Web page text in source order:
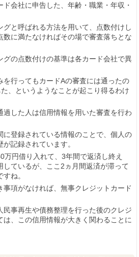
会社に申告した、年齢・職業・年収・
グと呼ばれる方法を用いて、点数付けし
数に満たなければその場で審査落ちとな
グの点数付けの基準は各カード会社で異
を行ってもカードAの審査には通ったの
、というようなことが起こり得るわけ
過した人は信用情報を用いた審査を行わ
に登録されている情報のことで、個人の
記録されています。
万円借り入れて、3年間で返済し終え
しているが、ここ2ヵ月間返済が滞って
ね。
事項がなければ、無事クレジットカード
民事再生や債務整理を行った後のクレジ
は、この信用情報が大きく関わることに